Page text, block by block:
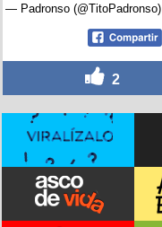
— Padronso (@TitoPadronso)
2